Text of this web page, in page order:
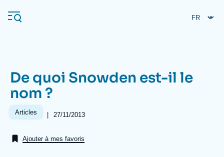
au
contenu
Navigation
principale
L'Ifri
Analyses
De quoi Snowden est-il le
nom ?
Articles |
Date
publication
27/11/2013
Ajouter à mes favoris